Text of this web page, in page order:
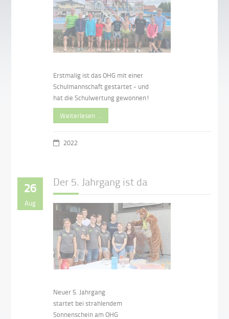
Erstmalig ist das OHG mit einer
Schulmannschaft gestartet - und
hat die Schulwertung gewonnen!
Weiterlesen …
2022
26
Aug
Der 5. Jahrgang ist da
Neuer 5. Jahrgang
startet bei strahlendem
Sonnenschein am OHG